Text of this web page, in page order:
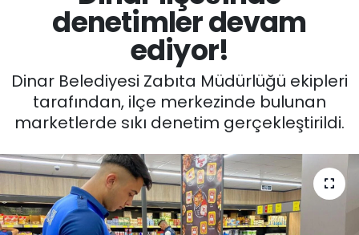
denetimler devam
ediyor!
Dinar Belediyesi Zabıta Müdürlüğü ekipleri
tarafından, ilçe merkezinde bulunan
marketlerde sıkı denetim gerçekleştirildi.
SİYASET
EĞİTİM
MAGAZİN
SAĞLIK
Afyonkarahisar Trafik Yoğunluk Haritası
Süper Lig Puan Durumu ve Fikstür
Tüm Manşetler
Son Dakika Haberleri
Haber Arşivi